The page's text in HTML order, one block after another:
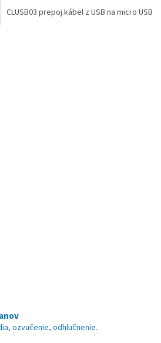
CLUSB03 prepoj.kábel z USB na micro USB
d
ozvučenie, odhlučnenie.